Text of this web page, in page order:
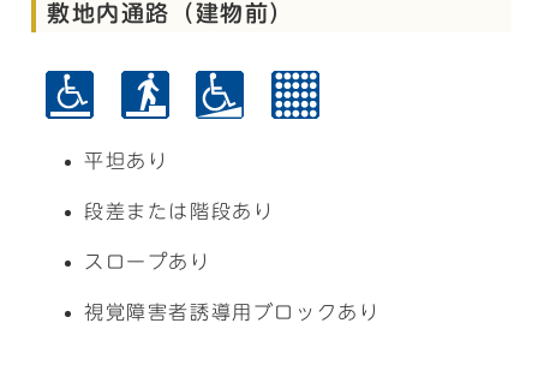
敷地内通路（建物前）
平坦あり
段差または階段あり
スロープあり
視覚障害者誘導用ブロックあり